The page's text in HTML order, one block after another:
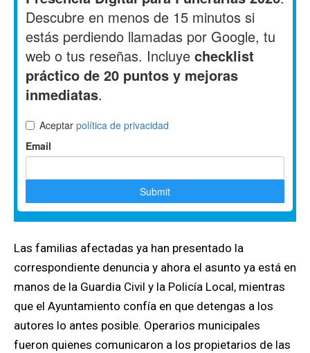
Las familias afectadas ya han presentado la
correspondiente denuncia y ahora el asunto ya está en
manos de la Guardia Civil y la Policía Local, mientras
que el Ayuntamiento confía en que detengas a los
autores lo antes posible. Operarios municipales
fueron quienes comunicaron a los propietarios de las